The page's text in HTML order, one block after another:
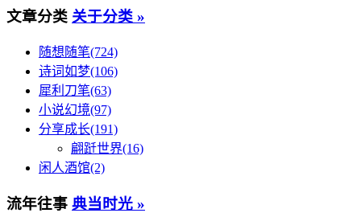
文章分类 关于分类 »
随想随笔(724)
诗词如梦(106)
犀利刀笔(63)
小说幻境(97)
分享成长(191)
翩跹世界(16)
闲人酒馆(2)
流年往事 典当时光 »